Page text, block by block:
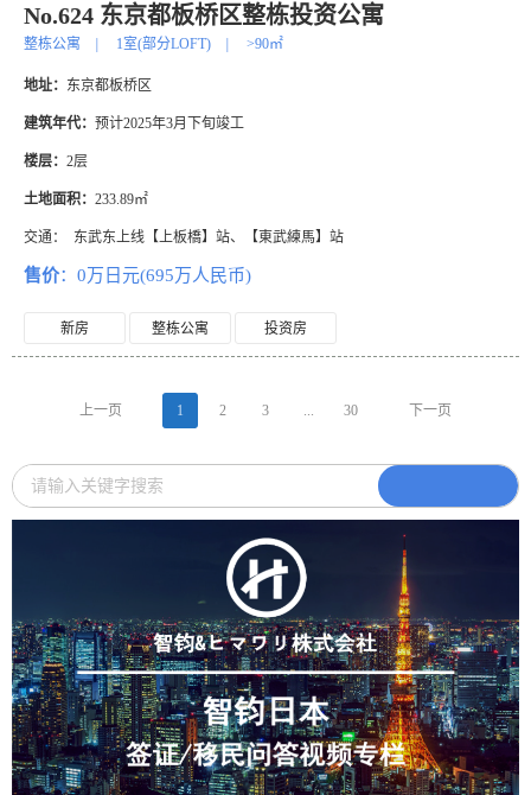
No.624 东京都板桥区整栋投资公寓
整栋公寓 | 1室(部分LOFT) | >90㎡
地址： 东京都板桥区
建筑年代： 预计2025年3月下旬竣工
楼层： 2层
土地面积： 233.89㎡
交通： 东武东上线【上板橋】站、【東武練馬】站
售价：0万日元(695万人民币)
新房 整栋公寓 投资房
上一页 1 2 3 ... 30 下一页